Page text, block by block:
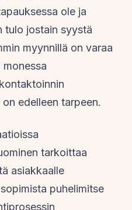
ole ja
tulo jostain syystä
myynnillä on varaa
edelleen tarpeen.
tarkoittaa
asiakkaalle
puhelimitse